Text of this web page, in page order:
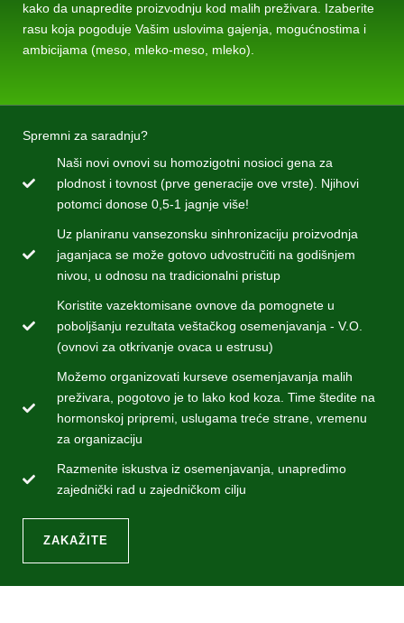
kako da unapredite proizvodnju kod malih preživara. Izaberite
rasu koja pogoduje Vašim uslovima gajenja, mogućnostima i
ambicijama (meso, mleko-meso, mleko).
Spremni za saradnju?
Naši novi ovnovi su homozigotni nosioci gena za
plodnost i tovnost (prve generacije ove vrste). Njihovi
potomci donose 0,5-1 jagnje više!
Uz planiranu vansezonsku sinhronizaciju proizvodnja
jaganjaca se može gotovo udvostručiti na godišnjem
nivou, u odnosu na tradicionalni pristup
Koristite vazektomisane ovnove da pomognete u
poboljšanju rezultata veštačkog osemenjavanja - V.O.
(ovnovi za otkrivanje ovaca u estrusu)
Možemo organizovati kurseve osemenjavanja malih
preživara, pogotovo je to lako kod koza. Time štedite na
hormonskoj pripremi, uslugama treće strane, vremenu
za organizaciju
Razmenite iskustva iz osemenjavanja, unapredimo
zajednički rad u zajedničkom cilju
ZAKAŽITE